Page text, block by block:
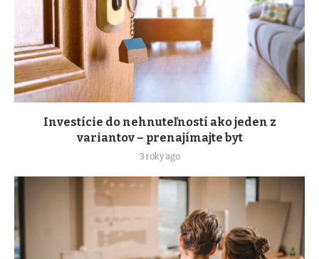
Investície do nehnuteľností ako jeden z
variantov – prenajímajte byt
3 roky ago